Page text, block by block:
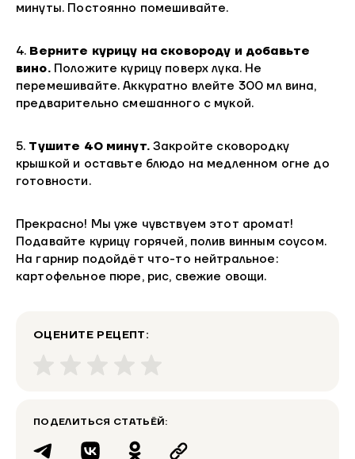
минуты. Постоянно помешивайте.
4. Верните курицу на сковороду и добавьте
вино.Положите курицу поверх лука. Не
перемешивайте. Аккуратно влейте 300 мл вина,
предварительно смешанного с мукой.
5. Тушите 40 минут.Закройте сковородку
крышкой и оставьте блюдо на медленном огне до
готовности.
Прекрасно! Мы уже чувствуем этот аромат!
Подавайте курицу горячей, полив винным соусом.
На гарнир подойдёт что-то нейтральное:
картофельное пюре, рис, свежие овощи.
ОЦЕНИТЕ РЕЦЕПТ:
ПОДЕЛИТЬСЯ СТАТЬЁЙ: